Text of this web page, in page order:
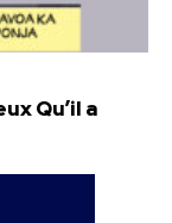
Qu’il a